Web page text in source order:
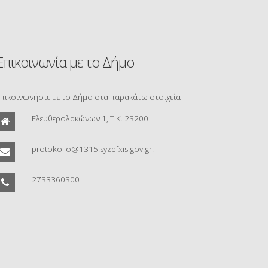
με το Δήμο
με το Δήμο στα παρακάτω στοιχεία
Ελευθερολακώνων 1, Τ.Κ. 23200
protokollo@1315.syzefxis.gov.gr.
2733360300